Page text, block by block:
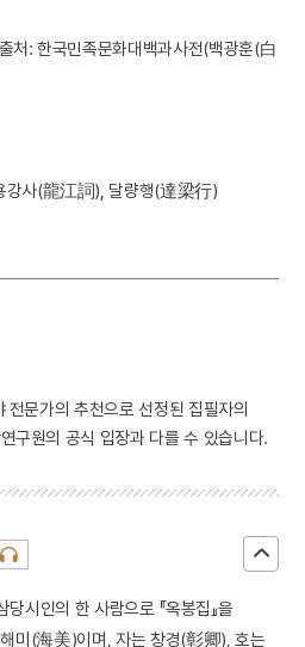
처: 한국민족문화대백과사전(백광훈(白
강사(龍江詞), 달량행(達梁行)
전문가의 추천으로 선정된 집필자의
구원의 공식 입장과 다를 수 있습니다.
시인의 한 사람으로 『옥봉집』을
미(海美)이며, 자는 창경(彰卿), 호는